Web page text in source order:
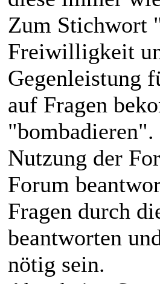
Zum Stichwort
Freiwilligkeit
Gegenleistung
auf Fragen
Nutzung der
Forum
Fragen durch
beantworten
nötig sein.